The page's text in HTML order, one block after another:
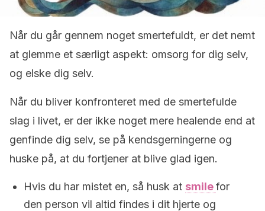
Når du går gennem noget smertefuldt, er det nemt
at glemme et særligt aspekt: omsorg for dig selv,
og elske dig selv.
Når du bliver konfronteret med de smertefulde
slag i livet, er der ikke noget mere healende end at
genfinde dig selv, se på kendsgerningerne og
huske på, at du fortjener at blive glad igen.
Hvis du har mistet en, så husk at smilefor
den person vil altid findes i dit hjerte og